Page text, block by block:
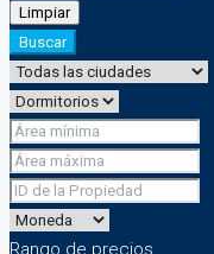
Limpiar
Buscar
Rango de precios